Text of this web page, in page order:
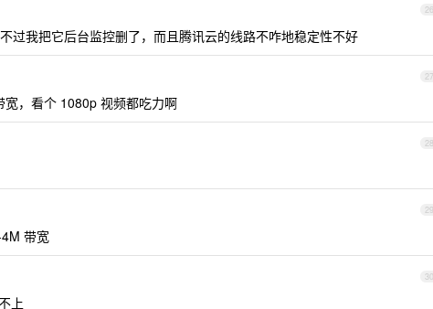
26
过我把它后台监控删了，而且腾讯云的线路不咋地稳定性不好
27
，看个 1080p 视频都吃力啊
28
29
带宽
30
上